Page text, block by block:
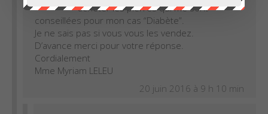
acheter les pierres qui me sont
conseillées pour mon cas “Diabète”.
Je ne sais pas si vous vous les vendez.
D’avance merci pour votre réponse.
Cordialement
Mme Myriam LELEU
20 juin 2016 à 9 h 10 min